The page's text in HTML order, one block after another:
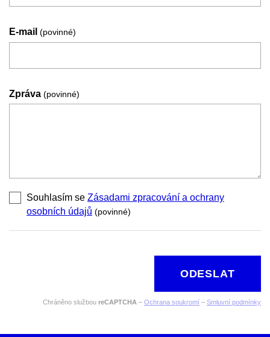
E-mail (povinné)
Zpráva (povinné)
Souhlasím se Zásadami zpracování a ochrany
osobních údajů (povinné)
ODESLAT
Chráněno službou reCAPTCHA – Ochrana soukromí – Smluvní podmínky